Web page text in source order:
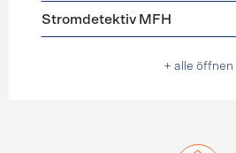
Stromdetektiv MFH
+ alle öffnen